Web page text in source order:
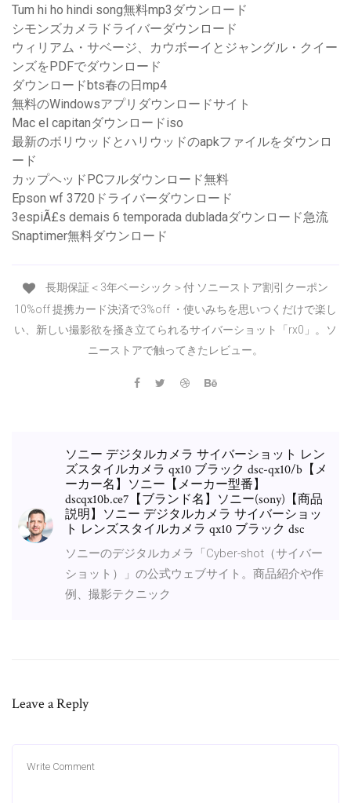
Tum hi ho hindi song無料mp3ダウンロード
シモンズカメラドライバーダウンロード
ウィリアム・サベージ、カウボーイとジャングル・クイー
ンズをPDFでダウンロード
ダウンロードbts春の日mp4
無料のWindowsアプリダウンロードサイト
Mac el capitanダウンロードiso
最新のボリウッドとハリウッドのapkファイルをダウンロ
ード
カップヘッドPCフルダウンロード無料
Epson wf 3720ドライバーダウンロード
3espiÃ£s demais 6 temporada dubladaダウンロード急流
Snaptimer無料ダウンロード
長期保証＜3年ベーシック＞付 ソニーストア割引クーポン
10%off 提携カード決済で3%off ・使いみちを思いつくだけで楽し
い、新しい撮影欲を掻き立てられるサイバーショット「rx0」。ソ
ニーストアで触ってきたレビュー。
ソニー デジタルカメラ サイバーショット レン
ズスタイルカメラ qx10 ブラック dsc-qx10/b【メ
ーカー名】ソニー【メーカー型番】
dscqx10b.ce7【ブランド名】ソニー(sony)【商品
説明】ソニー デジタルカメラ サイバーショッ
ト レンズスタイルカメラ qx10 ブラック dsc
ソニーのデジタルカメラ「Cyber-shot（サイバー
ショット）」の公式ウェブサイト。商品紹介や作
例、撮影テクニック
Leave a Reply